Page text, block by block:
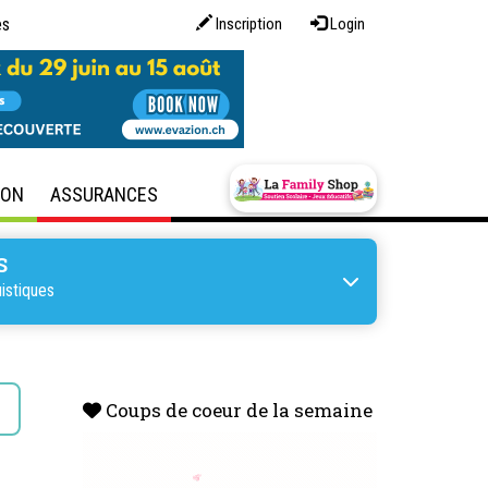
Inscription Login
ASSURANCES
Coups de coeur de la semaine